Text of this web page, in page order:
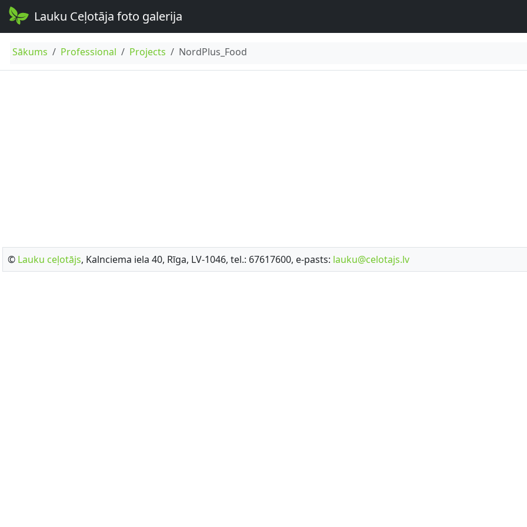
Lauku Ceļotāja foto galerija
Sākums Professional Projects NordPlus_Food
© Lauku ceļotājs, Kalnciema iela 40, Rīga, LV-1046, tel.: 67617600, e-pasts: lauku@celotajs.lv